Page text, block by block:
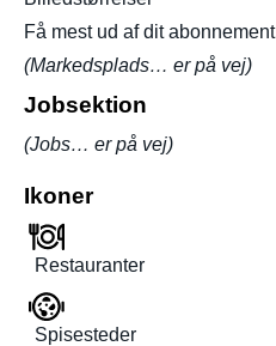
Få mest ud af dit abonnement
(Markedsplads… er på vej)
Jobsektion
(Jobs… er på vej)
Ikoner
Restauranter
Spisesteder